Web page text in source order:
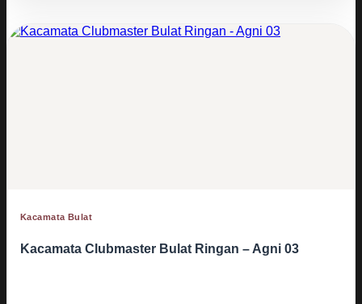
Kacamata Bulat
Kacamata Clubmaster Bulat Ringan – Agni 03